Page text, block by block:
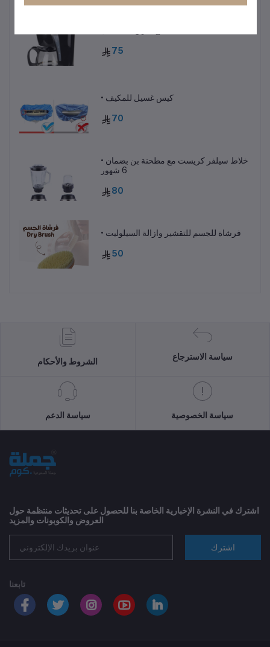
75
• كيس غسيل للمكيف
70
• خلاط سيلفر كريست مع مطحنة بن بضمان
6 شهور
80
• فرشاة للجسم للتقشير وازالة السيلوليت
50
الشروط والأحكام
سياسة الاسترجاع
سياسة الدعم سياسة الخصوصية
اشترك في النشرة الإخبارية الخاصة بنا للحصول على تحديثات منتظمة حول
العروض والكوبونات والمزيد
اشترك
تابعنا